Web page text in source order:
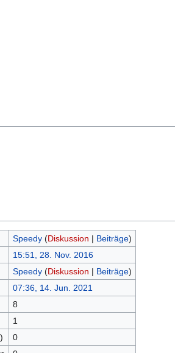
Speedy (Diskussion | Beiträge)
15:51, 28. Nov. 2016
Speedy (Diskussion | Beiträge)
07:36, 14. Jun. 2021
8
1
0